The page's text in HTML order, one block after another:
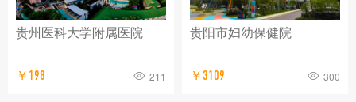
贵州医科大学附属医院
￥198 211
贵阳市妇幼保健院
￥3109 300